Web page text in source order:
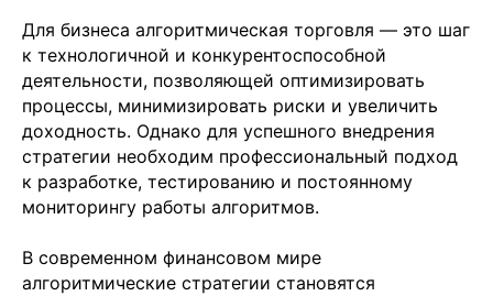
Для бизнеса алгоритмическая торговля — это шаг
к технологичной и конкурентоспособной
деятельности, позволяющей оптимизировать
процессы, минимизировать риски и увеличить
доходность. Однако для успешного внедрения
стратегии необходим профессиональный подход
к разработке, тестированию и постоянному
мониторингу работы алгоритмов.
В современном финансовом мире
алгоритмические стратегии становятся
Москва
м. Новые Черемушки, Бизнес центр
"Черри Тауэр" ул. Профсоюзная,56,офис
43
Кипр
Chavouzas, office 1-2
Limassol, Cyprus
info@it-atlas.ru